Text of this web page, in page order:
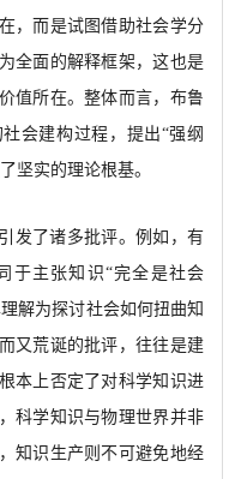
，而是试图借助社会学分
全面的解释框架，这也是
值所在。整体而言，布鲁
会建构过程，提出“强纲
坚实的理论根基。
发了诸多批评。例如，有
于主张知识“完全是社会
解为探讨社会如何扭曲知
又荒诞的批评，往往是建
本上否定了对科学知识进
科学知识与物理世界并非
知识生产则不可避免地经